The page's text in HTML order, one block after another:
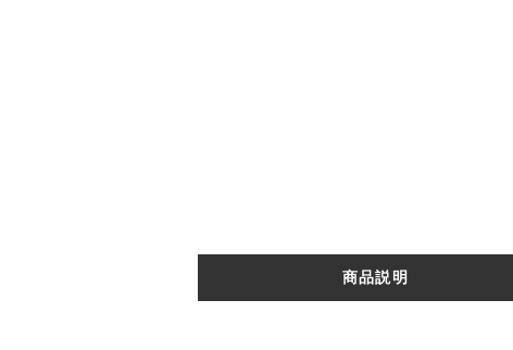
商品説明